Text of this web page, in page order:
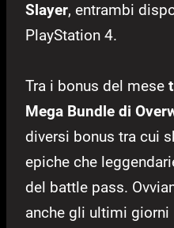
Slayer, entrambi
PlayStation 4.
Tra i bonus del mese
Mega Bundle di
diversi bonus tra cui
epiche che
del battle pass.
anche gli ultimi